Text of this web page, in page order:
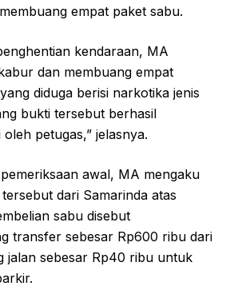
empat paket sabu.
kendaraan, MA
dan membuang empat
diduga berisi narkotika jenis
bukti tersebut berhasil
petugas,” jelasnya.
awal, MA mengaku
dari Samarinda atas
sabu disebut
transfer sebesar Rp600 ribu dari
jalan sebesar Rp40 ribu untuk